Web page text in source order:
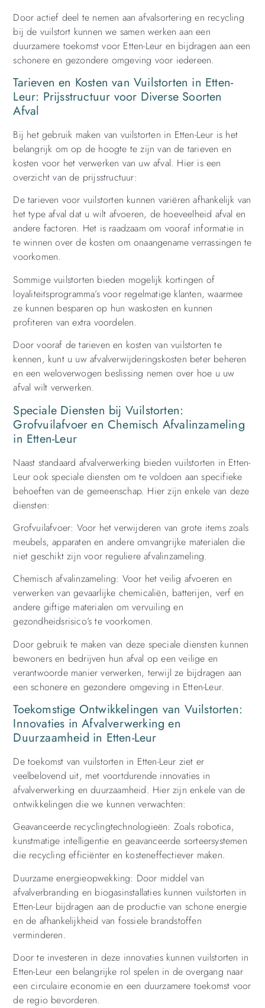
Door actief deel te nemen aan afvalsortering en recycling
bij de vuilstort kunnen we samen werken aan een
duurzamere toekomst voor Etten-Leur en bijdragen aan een
schonere en gezondere omgeving voor iedereen.
Tarieven en Kosten van Vuilstorten in Etten-
Leur: Prijsstructuur voor Diverse Soorten
Afval
Bij het gebruik maken van vuilstorten in Etten-Leur is het
belangrijk om op de hoogte te zijn van de tarieven en
kosten voor het verwerken van uw afval. Hier is een
overzicht van de prijsstructuur:
De tarieven voor vuilstorten kunnen variëren afhankelijk van
het type afval dat u wilt afvoeren, de hoeveelheid afval en
andere factoren. Het is raadzaam om vooraf informatie in
te winnen over de kosten om onaangename verrassingen te
voorkomen.
Sommige vuilstorten bieden mogelijk kortingen of
loyaliteitsprogramma’s voor regelmatige klanten, waarmee
ze kunnen besparen op hun waskosten en kunnen
profiteren van extra voordelen.
Door vooraf de tarieven en kosten van vuilstorten te
kennen, kunt u uw afvalverwijderingskosten beter beheren
en een weloverwogen beslissing nemen over hoe u uw
afval wilt verwerken.
Speciale Diensten bij Vuilstorten:
Grofvuilafvoer en Chemisch Afvalinzameling
in Etten-Leur
Naast standaard afvalverwerking bieden vuilstorten in Etten-
Leur ook speciale diensten om te voldoen aan specifieke
behoeften van de gemeenschap. Hier zijn enkele van deze
diensten:
Grofvuilafvoer: Voor het verwijderen van grote items zoals
meubels, apparaten en andere omvangrijke materialen die
niet geschikt zijn voor reguliere afvalinzameling.
Chemisch afvalinzameling: Voor het veilig afvoeren en
verwerken van gevaarlijke chemicaliën, batterijen, verf en
andere giftige materialen om vervuiling en
gezondheidsrisico’s te voorkomen.
Door gebruik te maken van deze speciale diensten kunnen
bewoners en bedrijven hun afval op een veilige en
verantwoorde manier verwerken, terwijl ze bijdragen aan
een schonere en gezondere omgeving in Etten-Leur.
Toekomstige Ontwikkelingen van Vuilstorten:
Innovaties in Afvalverwerking en
Duurzaamheid in Etten-Leur
De toekomst van vuilstorten in Etten-Leur ziet er
veelbelovend uit, met voortdurende innovaties in
afvalverwerking en duurzaamheid. Hier zijn enkele van de
ontwikkelingen die we kunnen verwachten:
Geavanceerde recyclingtechnologieën: Zoals robotica,
kunstmatige intelligentie en geavanceerde sorteersystemen
die recycling efficiënter en kosteneffectiever maken.
Duurzame energieopwekking: Door middel van
afvalverbranding en biogasinstallaties kunnen vuilstorten in
Etten-Leur bijdragen aan de productie van schone energie
en de afhankelijkheid van fossiele brandstoffen
verminderen.
Door te investeren in deze innovaties kunnen vuilstorten in
Etten-Leur een belangrijke rol spelen in de overgang naar
een circulaire economie en een duurzamere toekomst voor
de regio bevorderen.